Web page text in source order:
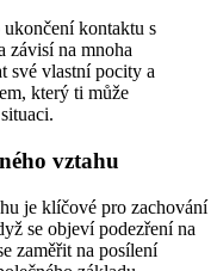
kontaktu s
závisí na mnoha
své vlastní pocity a
který ti může
vztahu
je klíčové pro zachování
se objeví podezření na
zaměřit na posílení